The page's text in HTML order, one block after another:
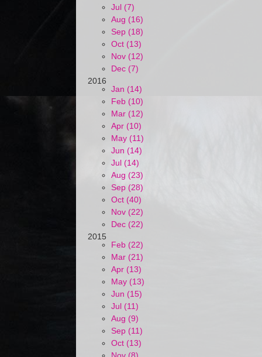
Jul (7)
Aug (16)
Sep (18)
Oct (13)
Nov (12)
Dec (7)
2016
Jan (14)
Feb (10)
Mar (12)
Apr (10)
May (11)
Jun (14)
Jul (14)
Aug (23)
Sep (28)
Oct (40)
Nov (22)
Dec (22)
2015
Feb (22)
Mar (21)
Apr (13)
May (13)
Jun (15)
Jul (11)
Aug (9)
Sep (11)
Oct (13)
Nov (8)